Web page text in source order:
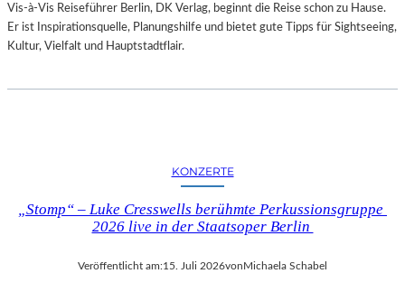
Vis-à-Vis Reiseführer Berlin, DK Verlag, beginnt die Reise schon zu Hause.
Er ist Inspirationsquelle, Planungshilfe und bietet gute Tipps für Sightseeing,
Kultur, Vielfalt und Hauptstadtflair.
KONZERTE
„Stomp“ – Luke Cresswells berühmte Perkussionsgruppe
2026 live in der Staatsoper Berlin
Veröffentlicht am:15. Juli 2026vonMichaela Schabel